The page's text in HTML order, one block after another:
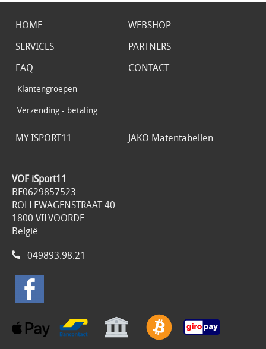
HOME
WEBSHOP
SERVICES
PARTNERS
FAQ
Klantengroepen
Verzending - betaling
CONTACT
MY ISPORT11 JAKO Matentabellen
VOF iSport11
BE0629857523
ROLLEWAGENSTRAAT 40
1800 VILVOORDE
België
049893.98.21